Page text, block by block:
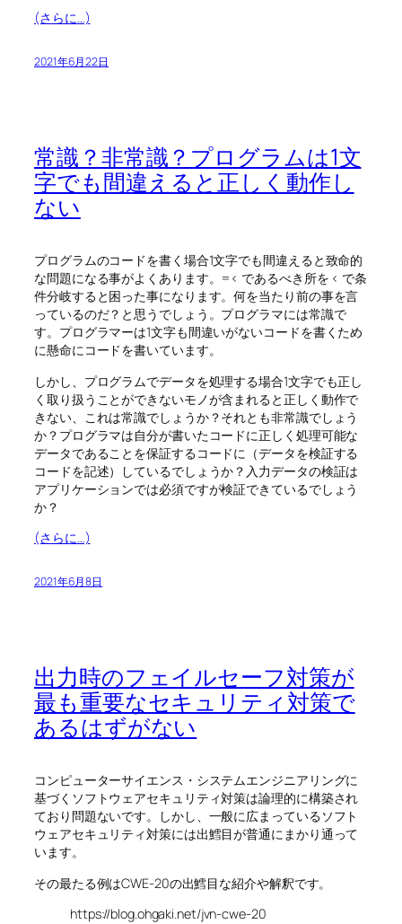
(さらに…)
2021年6月22日
常識？非常識？プログラムは1文
字でも間違えると正しく動作し
ない
プログラムのコードを書く場合1文字でも間違えると致命的
な問題になる事がよくあります。=< であるべき所を < で条
件分岐すると困った事になります。何を当たり前の事を言
っているのだ？と思うでしょう。プログラマには常識で
す。プログラマーは1文字も間違いがないコードを書くため
に懸命にコードを書いています。
しかし、プログラムでデータを処理する場合1文字でも正し
く取り扱うことができないモノが含まれると正しく動作で
きない、これは常識でしょうか？それとも非常識でしょう
か？プログラマは自分が書いたコードに正しく処理可能な
データであることを保証するコードに（データを検証する
コードを記述）しているでしょうか？入力データの検証は
アプリケーションでは必須ですが検証できているでしょう
か？
(さらに…)
2021年6月8日
出力時のフェイルセーフ対策が
最も重要なセキュリティ対策で
あるはずがない
コンピューターサイエンス・システムエンジニアリングに
基づくソフトウェアセキュリティ対策は論理的に構築され
ており問題ないです。しかし、一般に広まっているソフト
ウェアセキュリティ対策には出鱈目が普通にまかり通って
います。
その最たる例はCWE-20の出鱈目な紹介や解釈です。
https://blog.ohgaki.net/jvn-cwe-20